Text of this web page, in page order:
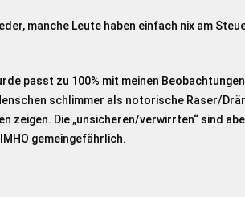
manche Leute haben einfach nix am
passt zu 100% mit meinen Beobachtungen
schlimmer als notorische Raser/
zeigen. Die „unsicheren/verwirrten“ sind
gemeingefährlich.